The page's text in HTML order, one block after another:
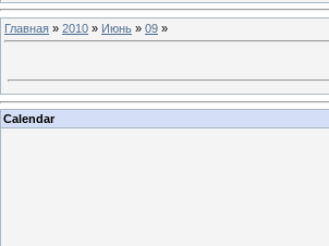
Главная » 2010 » Июнь » 09 »
Calendar